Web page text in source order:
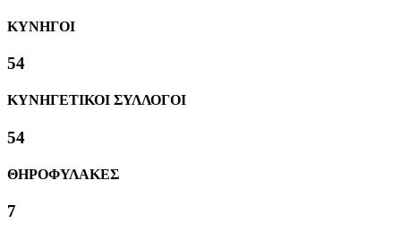
ΚΥΝΗΓΟΙ
58
ΚΥΝΗΓΕΤΙΚΟΙ ΣΥΛΛΟΓΟΙ
58
ΘΗΡΟΦΥΛΑΚΕΣ
8